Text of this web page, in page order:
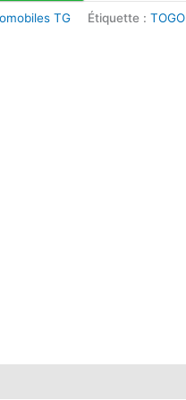
TG Étiquette :TOGO